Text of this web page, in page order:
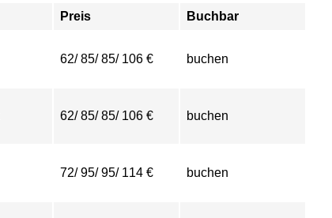
Preis Buchbar
62/ 85/ 85/ 106 € buchen
62/ 85/ 85/ 106 € buchen
72/ 95/ 95/ 114 € buchen